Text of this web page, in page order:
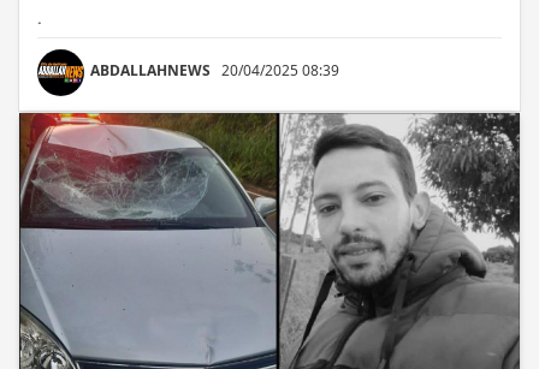
.
ABDALLAHNEWS 20/04/2025 08:39